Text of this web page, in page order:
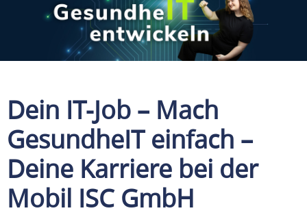
Dein IT-Job – Mach
GesundheIT einfach –
Deine Karriere bei der
Mobil ISC GmbH